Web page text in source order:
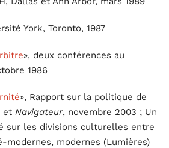
York, Toronto, 1987
», deux conférences au
1986
», Rapport sur la politique de
et Navigateur, novembre 2003 ; Un
sur les divisions culturelles entre
modernes, modernes (Lumières)